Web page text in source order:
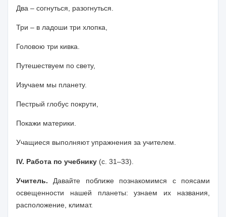
Два – согнуться, разогнуться.
Три – в ладоши три хлопка,
Головою три кивка.
Путешествуем по свету,
Изучаем мы планету.
Пестрый глобус покрути,
Покажи материки.
Учащиеся выполняют упражнения за учителем.
IV. Работа по учебнику (с. 31–33).
Учитель. Давайте поближе познакомимся с поясами
освещенности нашей планеты: узнаем их названия,
расположение, климат.